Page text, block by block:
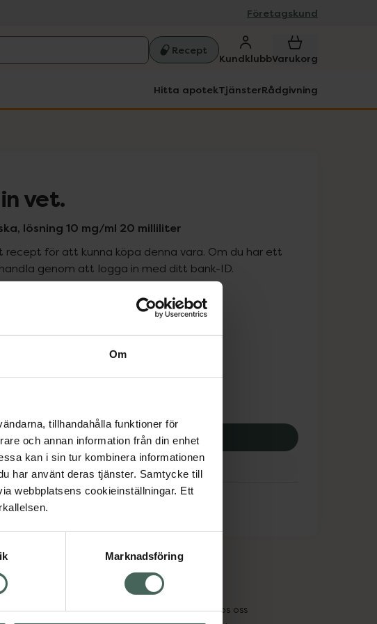
Om
tillhandahålla funktioner för
och annan information från din enhet
kan i sin tur kombinera informationen
har använt deras tjänster. Samtycke till
webbplatsens cookieinställningar. Ett
Marknadsföring
Företagskund
Recept
KundklubbVarukorg
Hitta apotekTjänsterRådgivning
vet.
lösning 10 mg/ml 20 milliliter
recept för att kunna köpa denna vara. Om du har ett
genom att logga in med ditt bank-ID.
Pris med recept
kr
Köp via ditt recept
Om recept och läkemedel
Högkostnadsskyddet
Jobba hos oss